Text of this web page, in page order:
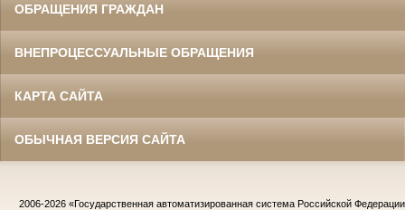
ОБРАЩЕНИЯ ГРАЖДАН
ВНЕПРОЦЕССУАЛЬНЫЕ ОБРАЩЕНИЯ
КАРТА САЙТА
ОБЫЧНАЯ ВЕРСИЯ САЙТА
2006-2026 «Государственная автоматизированная система Российской